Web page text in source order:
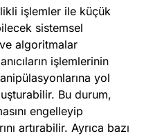
işlemler ile küçük
sistemsel
algoritmalar
işlemlerinin
yol
Bu durum,
engelleyip
artırabilir. Ayrıca bazı